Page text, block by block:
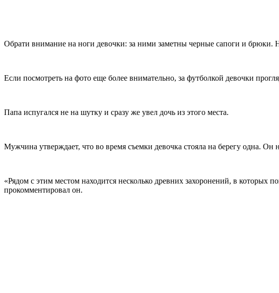
Обрати внимание на ноги девочки: за ними заметны черные сапоги и брюки.
Если посмотреть на фото еще более внимательно, за футболкой девочки
Папа испугался не на шутку и сразу же увел дочь из этого места.
Мужчина утверждает, что во время съемки девочка стояла на берегу одна.
«Рядом с этим местом находится несколько древних захоронений, в которых
прокомментировал он.